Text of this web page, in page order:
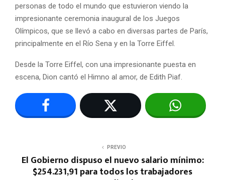
personas de todo el mundo que estuvieron viendo la
impresionante ceremonia inaugural de los Juegos
Olímpicos, que se llevó a cabo en diversas partes de París,
principalmente en el Río Sena y en la Torre Eiffel.
Desde la Torre Eiffel, con una impresionante puesta en
escena, Dion cantó el Himno al amor, de Edith Piaf.
PREVIO
El Gobierno dispuso el nuevo salario mínimo:
$254.231,91 para todos los trabajadores